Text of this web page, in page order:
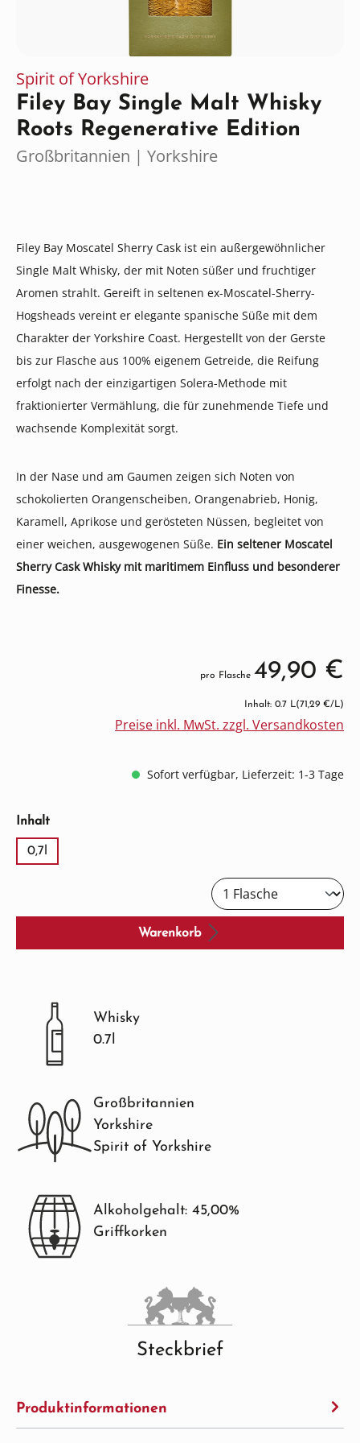
Spirit of Yorkshire
Filey Bay Single Malt Whisky
Roots Regenerative Edition
Großbritannien | Yorkshire
Filey Bay Moscatel Sherry Cask ist ein außergewöhnlicher
Single Malt Whisky, der mit Noten süßer und fruchtiger
Aromen strahlt. Gereift in seltenen ex-Moscatel-Sherry-
Hogsheads vereint er elegante spanische Süße mit dem
Charakter der Yorkshire Coast. Hergestellt von der Gerste
bis zur Flasche aus 100% eigenem Getreide, die Reifung
erfolgt nach der einzigartigen Solera-Methode mit
fraktionierter Vermählung, die für zunehmende Tiefe und
wachsende Komplexität sorgt.
In der Nase und am Gaumen zeigen sich Noten von
schokolierten Orangenscheiben, Orangenabrieb, Honig,
Karamell, Aprikose und gerösteten Nüssen, begleitet von
einer weichen, ausgewogenen Süße. Ein seltener Moscatel
Sherry Cask Whisky mit maritimem Einfluss und besonderer
Finesse.
pro Flasche 49,90 €
Inhalt: 0.7 L(71,29 €/L)
Preise inkl. MwSt. zzgl. Versandkosten
Sofort verfügbar, Lieferzeit: 1-3 Tage
Inhaltauswählen
0,7l
Warenkorb
Whisky
0.7l
Großbritannien
Yorkshire
Spirit of Yorkshire
Alkoholgehalt: 45,00%
Griffkorken
Steckbrief
Produktinformationen